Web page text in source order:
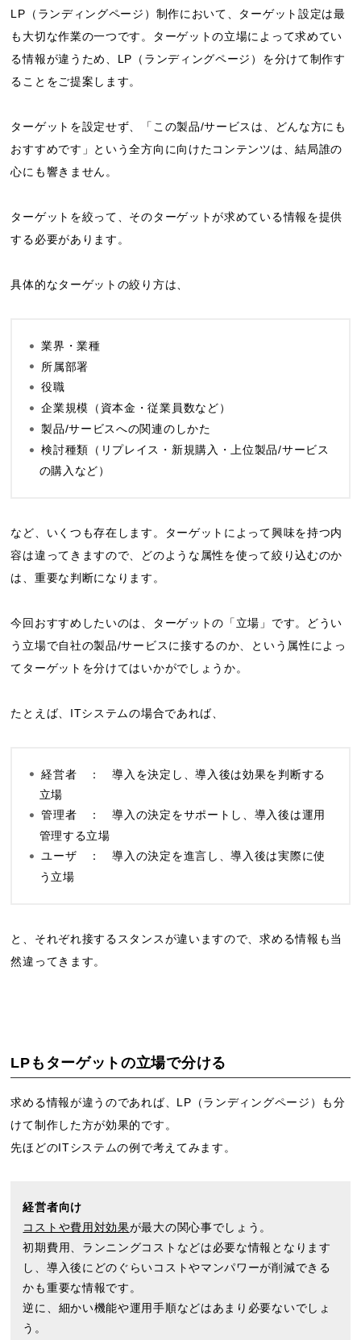
LP（ランディングページ）制作において、ターゲット設定は最
も大切な作業の一つです。ターゲットの立場によって求めてい
る情報が違うため、LP（ランディングページ）を分けて制作す
ることをご提案します。
ターゲットを設定せず、「この製品/サービスは、どんな方にも
おすすめです」という全方向に向けたコンテンツは、結局誰の
心にも響きません。
ターゲットを絞って、そのターゲットが求めている情報を提供
する必要があります。
具体的なターゲットの絞り方は、
業界・業種
所属部署
役職
企業規模（資本金・従業員数など）
製品/サービスへの関連のしかた
検討種類（リプレイス・新規購入・上位製品/サービス
の購入など）
など、いくつも存在します。ターゲットによって興味を持つ内
容は違ってきますので、どのような属性を使って絞り込むのか
は、重要な判断になります。
今回おすすめしたいのは、ターゲットの「立場」です。どうい
う立場で自社の製品/サービスに接するのか、という属性によっ
てターゲットを分けてはいかがでしょうか。
たとえば、ITシステムの場合であれば、
経営者 ： 導入を決定し、導入後は効果を判断する
立場
管理者 ： 導入の決定をサポートし、導入後は運用
管理する立場
ユーザ ： 導入の決定を進言し、導入後は実際に使
う立場
と、それぞれ接するスタンスが違いますので、求める情報も当
然違ってきます。
LPもターゲットの立場で分ける
求める情報が違うのであれば、LP（ランディングページ）も分
けて制作した方が効果的です。
先ほどのITシステムの例で考えてみます。
経営者向け
コストや費用対効果が最大の関心事でしょう。
初期費用、ランニングコストなどは必要な情報となります
し、導入後にどのぐらいコストやマンパワーが削減できる
かも重要な情報です。
逆に、細かい機能や運用手順などはあまり必要ないでしょ
う。